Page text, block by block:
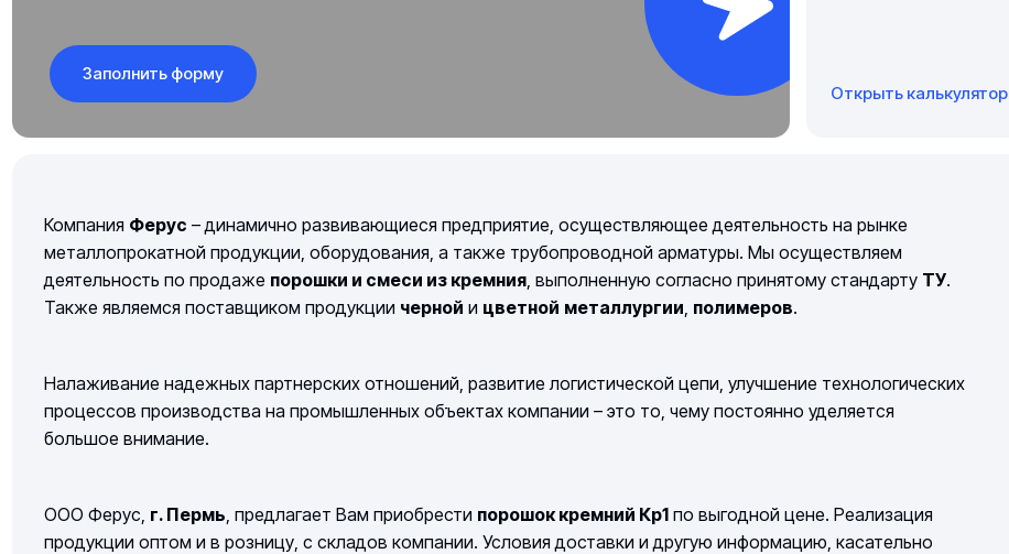
Заполнить форму
Открыть калькулятор
Компания Ферус – динамично развивающиеся предприятие, осуществляющее деятельность на рынке
металлопрокатной продукции, оборудования, а также трубопроводной арматуры. Мы осуществляем
деятельность по продаже порошки и смеси из кремния, выполненную согласно принятому стандарту ТУ.
Также являемся поставщиком продукции черной и цветной металлургии, полимеров.
Налаживание надежных партнерских отношений, развитие логистической цепи, улучшение технологических
процессов производства на промышленных объектах компании – это то, чему постоянно уделяется
большое внимание.
ООО Ферус, г. Пермь , предлагает Вам приобрести порошок кремний Кр1по выгодной цене. Реализация
продукции оптом и в розницу, с складов компании. Условия доставки и другую информацию, касательно